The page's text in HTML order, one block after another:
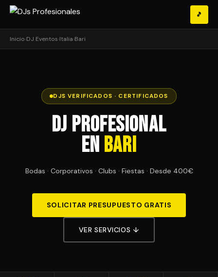
🎵
Inicio›DJ Eventos›Italia›Bari
DJS VERIFICADOS · CERTIFICADOS
DJ Profesional
en Bari
Bodas · Corporativos · Clubs · Fiestas · Desde 400€
SOLICITAR PRESUPUESTO GRATIS
VER SERVICIOS ↓